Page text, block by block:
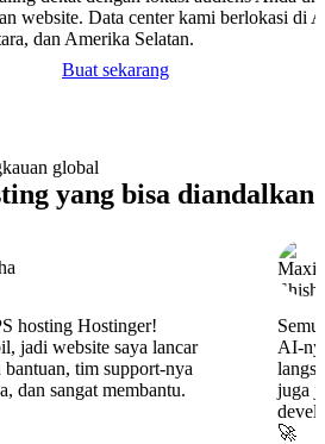
website. Data center kami berlokasi di
dan Amerika Selatan.
Buat sekarang
yang bisa diandalkan
hosting Hostinger!
jadi website saya lancar
tim support-nya
dan sangat membantu.
AI-
juga
🚀